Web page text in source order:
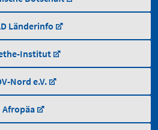
Länderinfo
Institut
Nord e.V.
Afropäa